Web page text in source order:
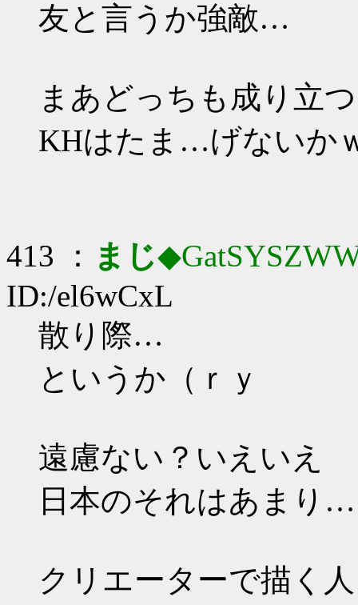
友と言うか強敵…
まあどっちも成り立
KHはたま…げないか
413 ： まじ
ID:/el6wCxL
散り際…
というか（ｒｙ
遠慮ない？いえいえ
日本のそれはあまり…
クリエーターで描く